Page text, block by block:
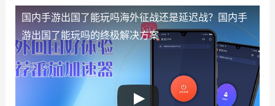
国内手游出国了能玩吗海外征战还是延迟战？国内手
游出国了能玩吗的终极解决方案